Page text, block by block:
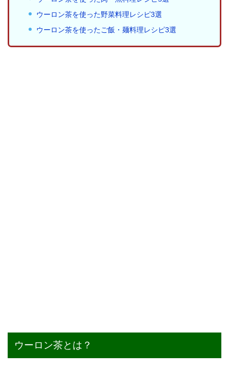
ウーロン茶を使った野菜料理レシピ3選
ウーロン茶を使ったご飯・麺料理レシピ3選
ウーロン茶とは？